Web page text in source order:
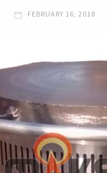
FEBRUARY 16, 2018